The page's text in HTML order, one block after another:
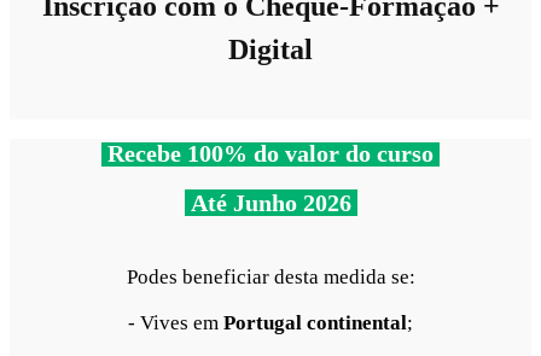
Inscrição com o Cheque-Formação +
Digital
Recebe 100% do valor do curso
Até Junho 2026
Podes beneficiar desta medida se:
- Vives em Portugal continental;